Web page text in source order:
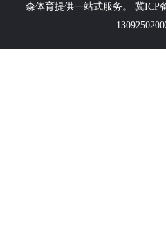
森体育提供一站式服务。 冀ICP